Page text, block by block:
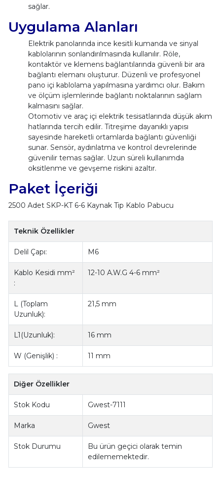
sağlar.
Uygulama Alanları
Elektrik panolarında ince kesitli kumanda ve sinyal
kablolarının sonlandırılmasında kullanılır. Röle,
kontaktör ve klemens bağlantılarında güvenli bir ara
bağlantı elemanı oluşturur. Düzenli ve profesyonel
pano içi kablolama yapılmasına yardımcı olur. Bakım
ve ölçüm işlemlerinde bağlantı noktalarının sağlam
kalmasını sağlar.
Otomotiv ve araç içi elektrik tesisatlarında düşük akım
hatlarında tercih edilir. Titreşime dayanıklı yapısı
sayesinde hareketli ortamlarda bağlantı güvenliği
sunar. Sensör, aydınlatma ve kontrol devrelerinde
güvenilir temas sağlar. Uzun süreli kullanımda
oksitlenme ve gevşeme riskini azaltır.
Paket İçeriği
2500 Adet SKP-KT 6-6 Kaynak Tip Kablo Pabucu
Teknik Özellikler
Delil Çapı: M6
Kablo Kesidi mm²
:
12-10 A.W.G 4-6 mm²
L (Toplam
Uzunluk):
21,5 mm
L1(Uzunluk): 16 mm
W (Genişlik) : 11 mm
Diğer Özellikler
Stok Kodu Gwest-7111
Marka Gwest
Stok Durumu
Bu ürün geçici olarak temin
edilememektedir.